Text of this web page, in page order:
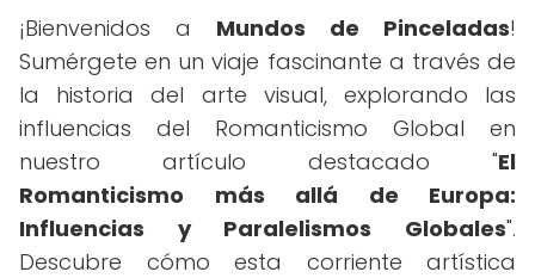
¡Bienvenidos a Mundos de Pinceladas!
Sumérgete en un viaje fascinante a través de
la historia del arte visual, explorando las
influencias del Romanticismo Global en
nuestro artículo destacado "El
Romanticismo más allá de Europa:
Influencias y Paralelismos Globales".
Descubre cómo esta corriente artística